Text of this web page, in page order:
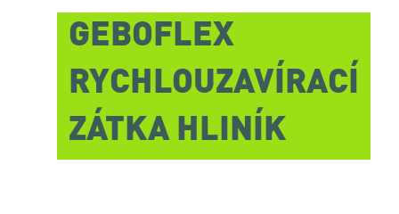
GEBOFLEX
RYCHLOUZAVÍRACÍ
ZÁTKA HLINÍK